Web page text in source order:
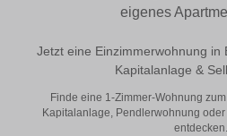
eigenes
Jetzt eine Einzimmerwohnung in
Kapitalanlage &
Finde eine 1-Zimmer-Wohnung
Kapitalanlage, Pendlerwohnung
entdecken.